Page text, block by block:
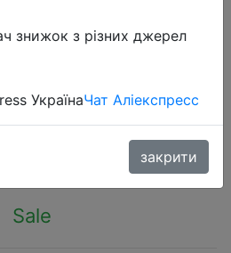
Driver Kit
Bits ScrewDriver
Sale
знижок з різних джерел
УкраїнаЧат Аліекспресс
закрити